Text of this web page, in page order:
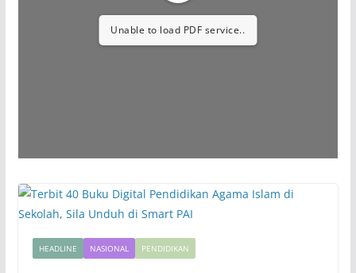
Unable to load PDF service..
HEADLINE NASIONAL PENDIDIKAN